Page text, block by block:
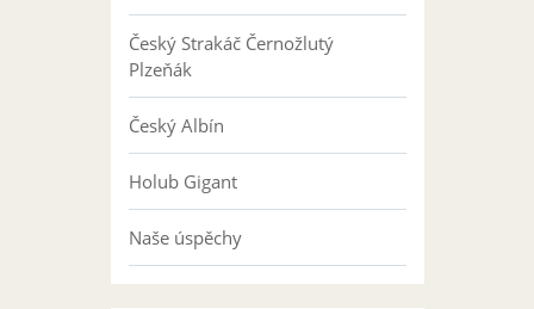
Český Strakáč Černožlutý
Plzeňák
Český Albín
Holub Gigant
Naše úspěchy